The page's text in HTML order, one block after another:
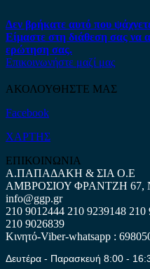
Δεν βρήκατε αυτό που
Είμαστε στη διάθεση σας να
ερώτηση σας.
Επικοινωνήστε μαζί μας
ΑΚΟΛΟΥΘΗΣΤΕ ΜΑΣ
Facebook
ΧΑΡΤΗΣ
ΕΠΙΚΟΙΝΩΝΙΑ
Α.ΠΑΠΑΔΑΚΗ & ΣΙΑ Ο.Ε
ΑΜΒΡΟΣΙΟΥ ΦΡΑΝΤΖΗ
info@ggp.gr
210 9012444 210 9239148 210
210 9026839
Κινητό-Viber-whatsapp :
Δευτέρα - Παρασκευή 8:00 -